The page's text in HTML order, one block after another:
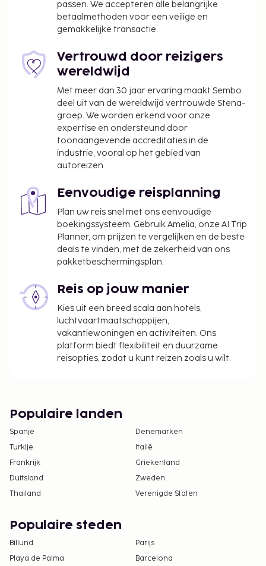
borgsommen zijn mogelijk excl. btw en kunnen
passen. We accepteren alle belangrijke
betaalmethoden voor een veilige en
gemakkelijke transactie.
Vertrouwd door reizigers
wereldwijd
Met meer dan 30 jaar ervaring maakt Sembo
deel uit van de wereldwijd vertrouwde Stena-
groep. We worden erkend voor onze
expertise en ondersteund door
toonaangevende accreditaties in de
industrie, vooral op het gebied van
autoreizen.
Eenvoudige reisplanning
Plan uw reis snel met ons eenvoudige
boekingssysteem. Gebruik Amelia, onze AI Trip
Planner, om prijzen te vergelijken en de beste
deals te vinden, met de zekerheid van ons
pakketbeschermingsplan.
Reis op jouw manier
Kies uit een breed scala aan hotels,
luchtvaartmaatschappijen,
vakantiewoningen en activiteiten. Ons
platform biedt flexibiliteit en duurzame
reisopties, zodat u kunt reizen zoals u wilt.
Populaire landen
Spanje
Denemarken
Turkije
Italië
Frankrijk
Griekenland
Duitsland
Zweden
Thailand
Verenigde Staten
Populaire steden
Billund
Parijs
Playa de Palma
Barcelona